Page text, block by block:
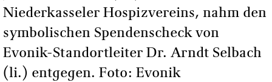
Niederkasseler Hospizvereins, nahm den
symbolischen Spendenscheck von
Evonik-Standortleiter Dr. Arndt Selbach
(li.) entgegen. Foto: Evonik